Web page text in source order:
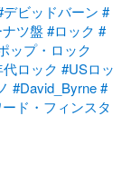
デビッドバーン #
ツ盤 #ロック #
ップ・ロック
ロック #USロッ
#David_Byrne#
ド・フィンスタ